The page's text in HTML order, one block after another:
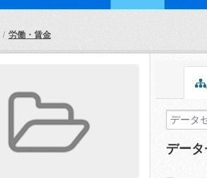
労働・賃金
デー